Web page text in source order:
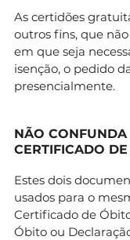
As certidões
outros fins, que
em que seja
isenção, o pedido
presencialmente.
NÃO
CERTIFICADO
Estes dois
usados para o
Certificado de
Óbito ou